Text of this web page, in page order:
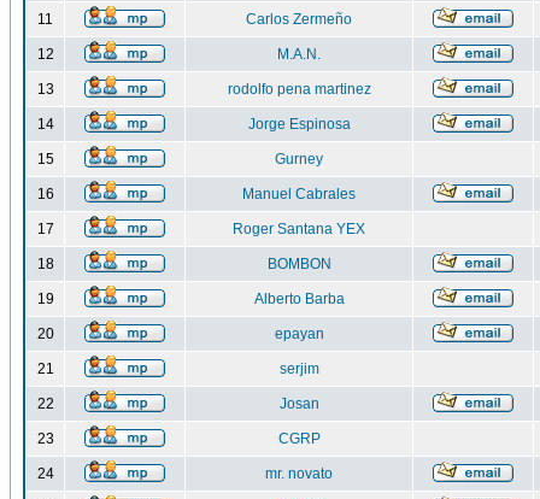
11 Carlos Zermeño
12 M.A.N.
13 rodolfo pena martinez
14 Jorge Espinosa
15 Gurney
16 Manuel Cabrales
17 Roger Santana YEX
18 BOMBON
19 Alberto Barba
20 epayan
21 serjim
22 Josan
23 CGRP
24 mr. novato